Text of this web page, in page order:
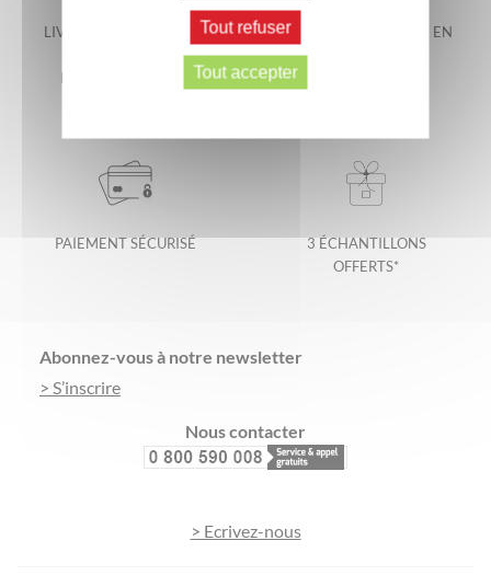
LIVRAISON OFFERTE EN
METROPOLITAINE*
LIVRAISON GARANTIE EN
PAIEMENT SÉCURISÉ
3 ÉCHANTILLONS
OFFERTS*
Abonnez-vous à notre newsletter
> S’inscrire
Nous contacter
> Ecrivez-nous
Tout refuser
Tout accepter